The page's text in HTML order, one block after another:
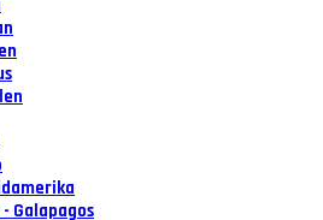
Galapagos